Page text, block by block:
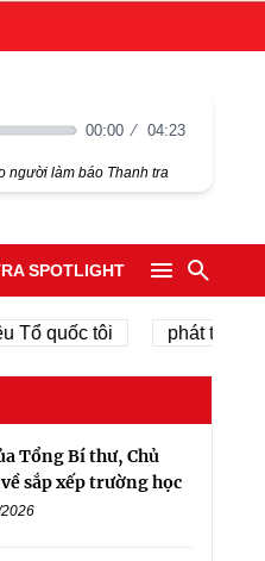
00:00 04:23
người làm báo Thanh tra
SPOTLIGHT
tôi phát triển kinh tế
Tổng Bí thư, Chủ
sắp xếp trường học